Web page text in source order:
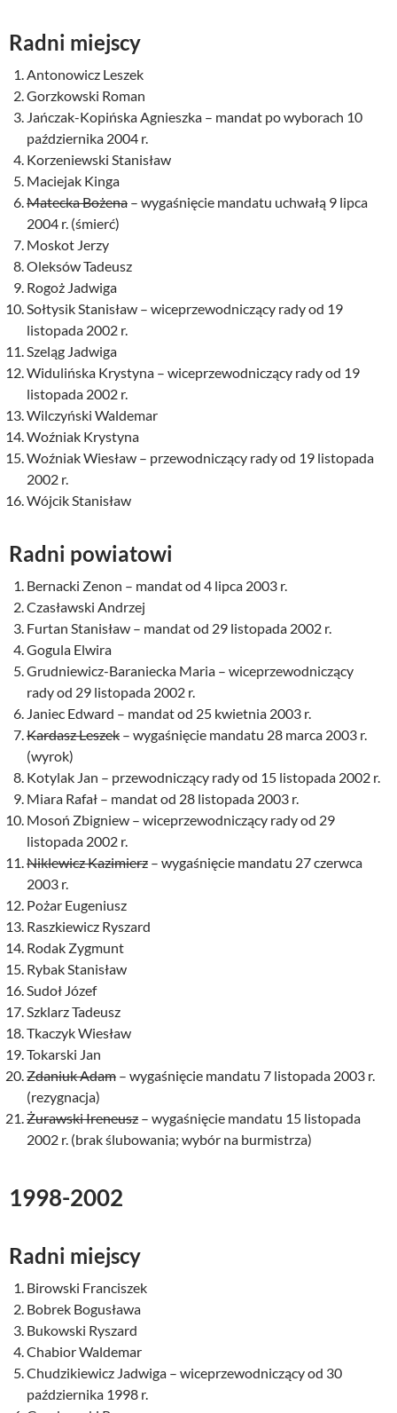
Radni miejscy
Antonowicz Leszek
Gorzkowski Roman
Jańczak-Kopińska Agnieszka – mandat po wyborach 10
października 2004 r.
Korzeniewski Stanisław
Maciejak Kinga
Matecka Bożena – wygaśnięcie mandatu uchwałą 9 lipca
2004 r. (śmierć)
Moskot Jerzy
Oleksów Tadeusz
Rogoż Jadwiga
Sołtysik Stanisław – wiceprzewodniczący rady od 19
listopada 2002 r.
Szeląg Jadwiga
Widulińska Krystyna – wiceprzewodniczący rady od 19
listopada 2002 r.
Wilczyński Waldemar
Woźniak Krystyna
Woźniak Wiesław – przewodniczący rady od 19 listopada
2002 r.
Wójcik Stanisław
Radni powiatowi
Bernacki Zenon – mandat od 4 lipca 2003 r.
Czasławski Andrzej
Furtan Stanisław – mandat od 29 listopada 2002 r.
Gogula Elwira
Grudniewicz-Baraniecka Maria – wiceprzewodniczący
rady od 29 listopada 2002 r.
Janiec Edward – mandat od 25 kwietnia 2003 r.
Kardasz Leszek – wygaśnięcie mandatu 28 marca 2003 r.
(wyrok)
Kotylak Jan – przewodniczący rady od 15 listopada 2002 r.
Miara Rafał – mandat od 28 listopada 2003 r.
Mosoń Zbigniew – wiceprzewodniczący rady od 29
listopada 2002 r.
Niklewicz Kazimierz – wygaśnięcie mandatu 27 czerwca
2003 r.
Pożar Eugeniusz
Raszkiewicz Ryszard
Rodak Zygmunt
Rybak Stanisław
Sudoł Józef
Szklarz Tadeusz
Tkaczyk Wiesław
Tokarski Jan
Zdaniuk Adam – wygaśnięcie mandatu 7 listopada 2003 r.
(rezygnacja)
Żurawski Ireneusz – wygaśnięcie mandatu 15 listopada
2002 r. (brak ślubowania; wybór na burmistrza)
1998-2002
Radni miejscy
Birowski Franciszek
Bobrek Bogusława
Bukowski Ryszard
Chabior Waldemar
Chudzikiewicz Jadwiga – wiceprzewodniczący od 30
października 1998 r.